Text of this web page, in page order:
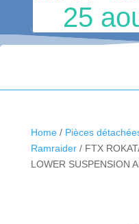
25
Home/ Pièces
Ramraider/ FTX
LOWER SUSPENSION